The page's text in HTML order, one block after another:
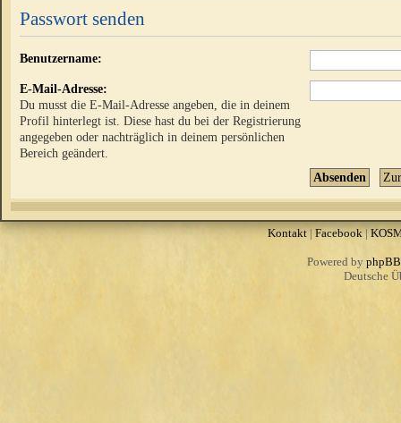
Passwort senden
Benutzername:
E-Mail-Adresse:
Du musst die E-Mail-Adresse angeben, die in deinem
Profil hinterlegt ist. Diese hast du bei der Registrierung
angegeben oder nachträglich in deinem persönlichen
Bereich geändert.
Kontakt| Facebook |
Powered by phpBB
Deutsche